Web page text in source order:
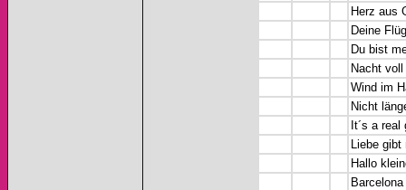
Herz aus
Deine
Du bist
Nacht
Wind im
Nicht
It´s a
Liebe
Hallo